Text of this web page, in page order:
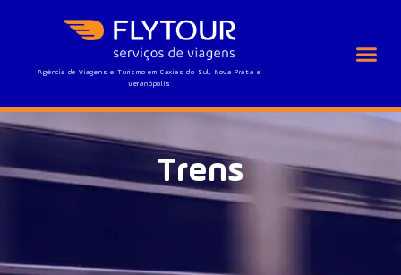
Agência de Viagens e Turismo em Caxias do Sul, Nova Prata e
Veranópolis
Trens